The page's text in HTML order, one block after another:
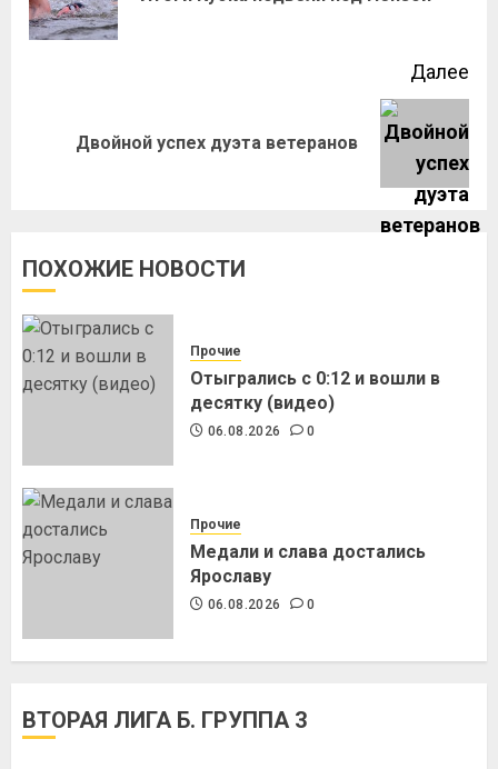
Далее
Двойной успех дуэта ветеранов
ПОХОЖИЕ НОВОСТИ
Прочие
Отыгрались с 0:12 и вошли в
десятку (видео)
06.08.2026 0
Прочие
Медали и слава достались
Ярославу
06.08.2026 0
ВТОРАЯ ЛИГА Б. ГРУППА 3